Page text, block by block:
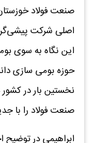
صنعت فولاد
اصلی شرکت
این نگاه به سوی
نخستین بار در کشور
صنعت فولاد را با
ابراهیمی در